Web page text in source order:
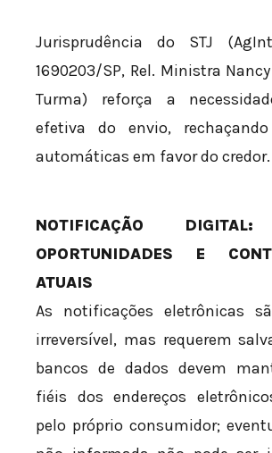
Jurisprudência do STJ
1690203/SP, Rel. Ministra
Turma) reforça a
efetiva do envio, rechaçando
automáticas em favor do credor.
NOTIFICAÇÃO
OPORTUNIDADES E
ATUAIS
As notificações eletrônicas
irreversível, mas requerem
bancos de dados devem
fiéis dos endereços
pelo próprio consumidor;